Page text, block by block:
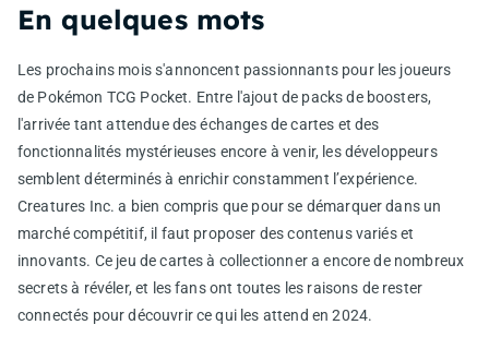
En quelques mots
Les prochains mois s'annoncent passionnants pour les joueurs
de Pokémon TCG Pocket. Entre l'ajout de packs de boosters,
l'arrivée tant attendue des échanges de cartes et des
fonctionnalités mystérieuses encore à venir, les développeurs
semblent déterminés à enrichir constamment l’expérience.
Creatures Inc. a bien compris que pour se démarquer dans un
marché compétitif, il faut proposer des contenus variés et
innovants. Ce jeu de cartes à collectionner a encore de nombreux
secrets à révéler, et les fans ont toutes les raisons de rester
connectés pour découvrir ce qui les attend en 2024.